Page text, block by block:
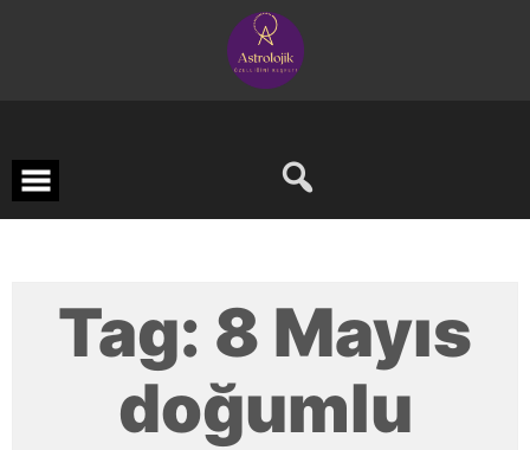
Tag: 8 Mayıs
doğumlu